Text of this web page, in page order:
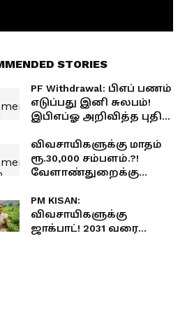
STORIES
PF Withdrawal: பிஎப் பணம்
எடுப்பது இனி சுலபம்!
இபிஎப்ஓ அறிவித்த புதிய
இதுதான்.. செக்
பண்ணுங்க!
விவசாயிகளுக்கு மாதம்
ரூ.30,000 சம்பளம்.?!
வேளாண்துறைக்கு
போகும் தமிழக அரசு.!
யாருக்கும் தெரியாத
பட்ஜெட் சீக்ரெட்.!
PM KISAN:
விவசாயிகளுக்கு
ஜாக்பாட்! 2031 வரை